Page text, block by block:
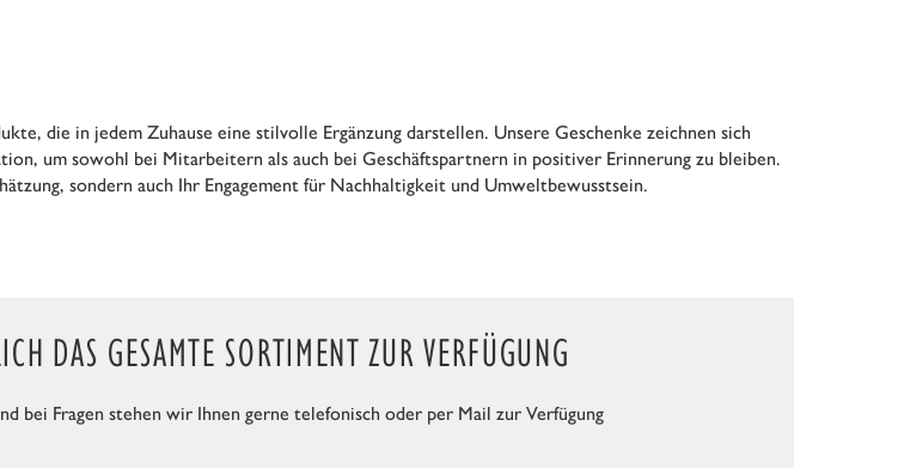
die in jedem Zuhause eine stilvolle Ergänzung darstellen. Unsere Geschenke zeichnen sich
um sowohl bei Mitarbeitern als auch bei Geschäftspartnern in positiver Erinnerung zu bleiben.
sondern auch Ihr Engagement für Nachhaltigkeit und Umweltbewusstsein.
DAS GESAMTE SORTIMENT ZUR VERFÜGUNG
bei Fragen stehen wir Ihnen gerne telefonisch oder per Mail zur Verfügung